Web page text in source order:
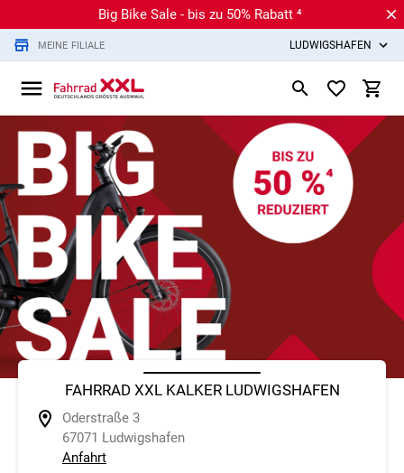
Big Bike Sale - bis zu 50% Rabatt ⁴
MEINE FILIALE LUDWIGSHAFEN
FAHRRAD XXL KALKER LUDWIGSHAFEN
Oderstraße 3
67071 Ludwigshafen
Anfahrt